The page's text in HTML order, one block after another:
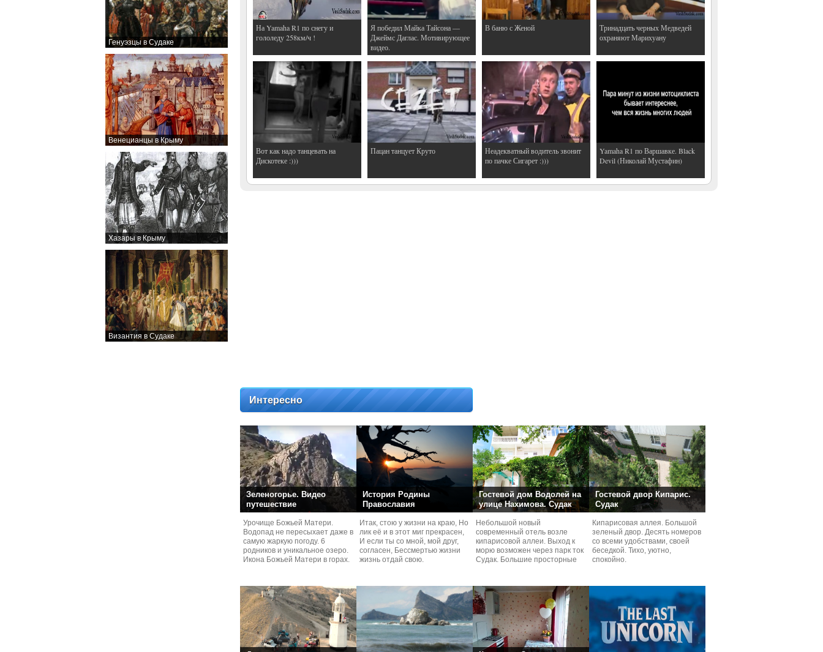
Генуэзцы в Судаке
Венецианцы в Крыму
Хазары в Крыму
Византия в Судаке
На Yamaha R1 по снегу и
гололеду 258км/ч !
Я победил Майка Тайсона —
Джеймс Даглас. Мотивирующее
видео.
В баню с Женой
Тринадцать черных Медведей
охраняют Марихуану
Вот как надо танцевать на
Дискотеке :)))
Пацан танцует Круто
Неадекватный водитель звонит
по пачке Сигарет :)))
Yamaha R1 по Варшавке. Black
Devil (Николай Мустафин)
Интересно
Зеленогорье. Видео
путешествие
Урочище Божьей Матери.
Водопад не пересыхает даже в
самую жаркую погоду. 6
родников и уникальное озеро.
Икона Божьей Матери в горах.
История Родины
Православия
Итак, стою у жизни на краю, Но
лик её и в этот миг прекрасен,
И если ты со мной, мой друг,
согласен, Бессмертью жизни
жизнь отдай свою.
Гостевой дом Водолей на
улице Нахимова. Судак
Небольшой новый
современный отель возле
кипарисовой аллеи. Выход к
морю возможен через парк ток
Судaк. Большие просторные
Гостевой двор Кипарис.
Судак
Кипарисовая аллея. Большой
зеленый двор. Десять номеров
со всеми удобствами, своей
беседкой. Тихо, уютно,
спокойно.